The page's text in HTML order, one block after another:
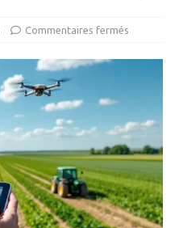
Commentaires fermés